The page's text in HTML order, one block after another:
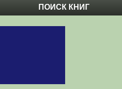
ПОИСК КНИГ